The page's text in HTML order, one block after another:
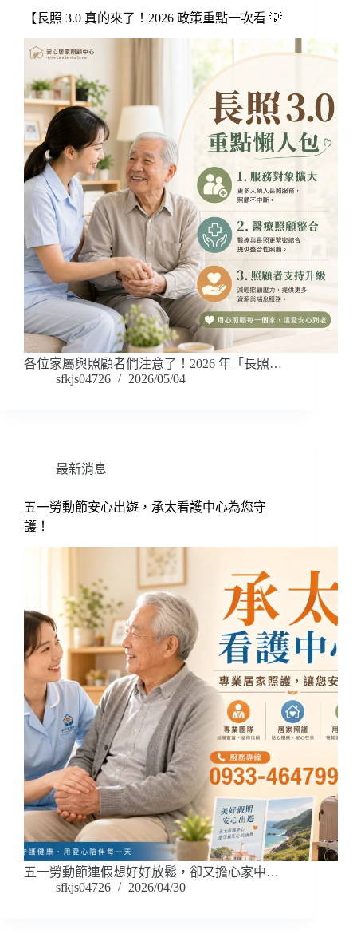
【長照 3.0 真的來了！2026 政策重點一次看 💡
各位家屬與照顧者們注意了！2026 年「長照…
sfkjs04726
2026/05/04
最新消息
五一勞動節安心出遊，承太看護中心為您守
護！
五一勞動節連假想好好放鬆，卻又擔心家中…
sfkjs04726
2026/04/30